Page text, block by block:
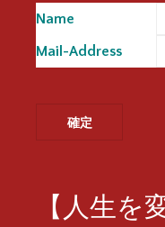
Name
Mail-Address
【人生を